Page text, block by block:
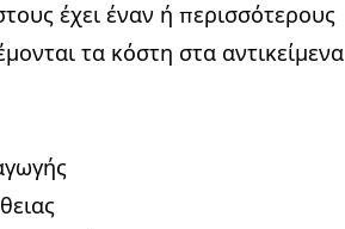
έχει έναν ή περισσότερους
τα κόστη στα αντικείμενα